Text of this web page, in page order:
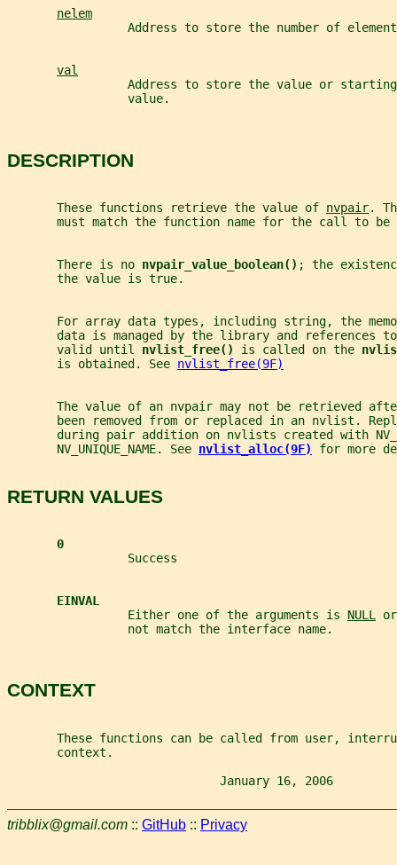
nelem
Address to store the number of
val
Address to store the value or
                 value.
DESCRIPTION
       These functions retrieve the value of
nvpair.
must match the function name for the call to be
       There is no
nvpair_value_boolean() ; the
       the value is true.
For array data types, including string, the
data is managed by the library and references
       valid until
nvlist_free() is called on the
       is obtained. See
nvlist_free(9F)
The value of an nvpair may not be retrieved
been removed from or replaced in an nvlist.
during pair addition on nvlists created with
       NV_UNIQUE_NAME. See
nvlist_alloc(9F) for more
RETURN VALUES
0
                 Success
EINVAL
                 Either one of the arguments is
NULL
                 not match the interface name.
CONTEXT
These functions can be called from user,
       context.
January 16, 2006
tribblix@gmail.com :: GitHub :: Privacy